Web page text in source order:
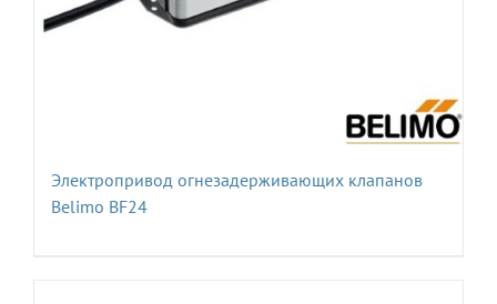
Электропривод огнезадерживающих клапанов
Belimo BF24